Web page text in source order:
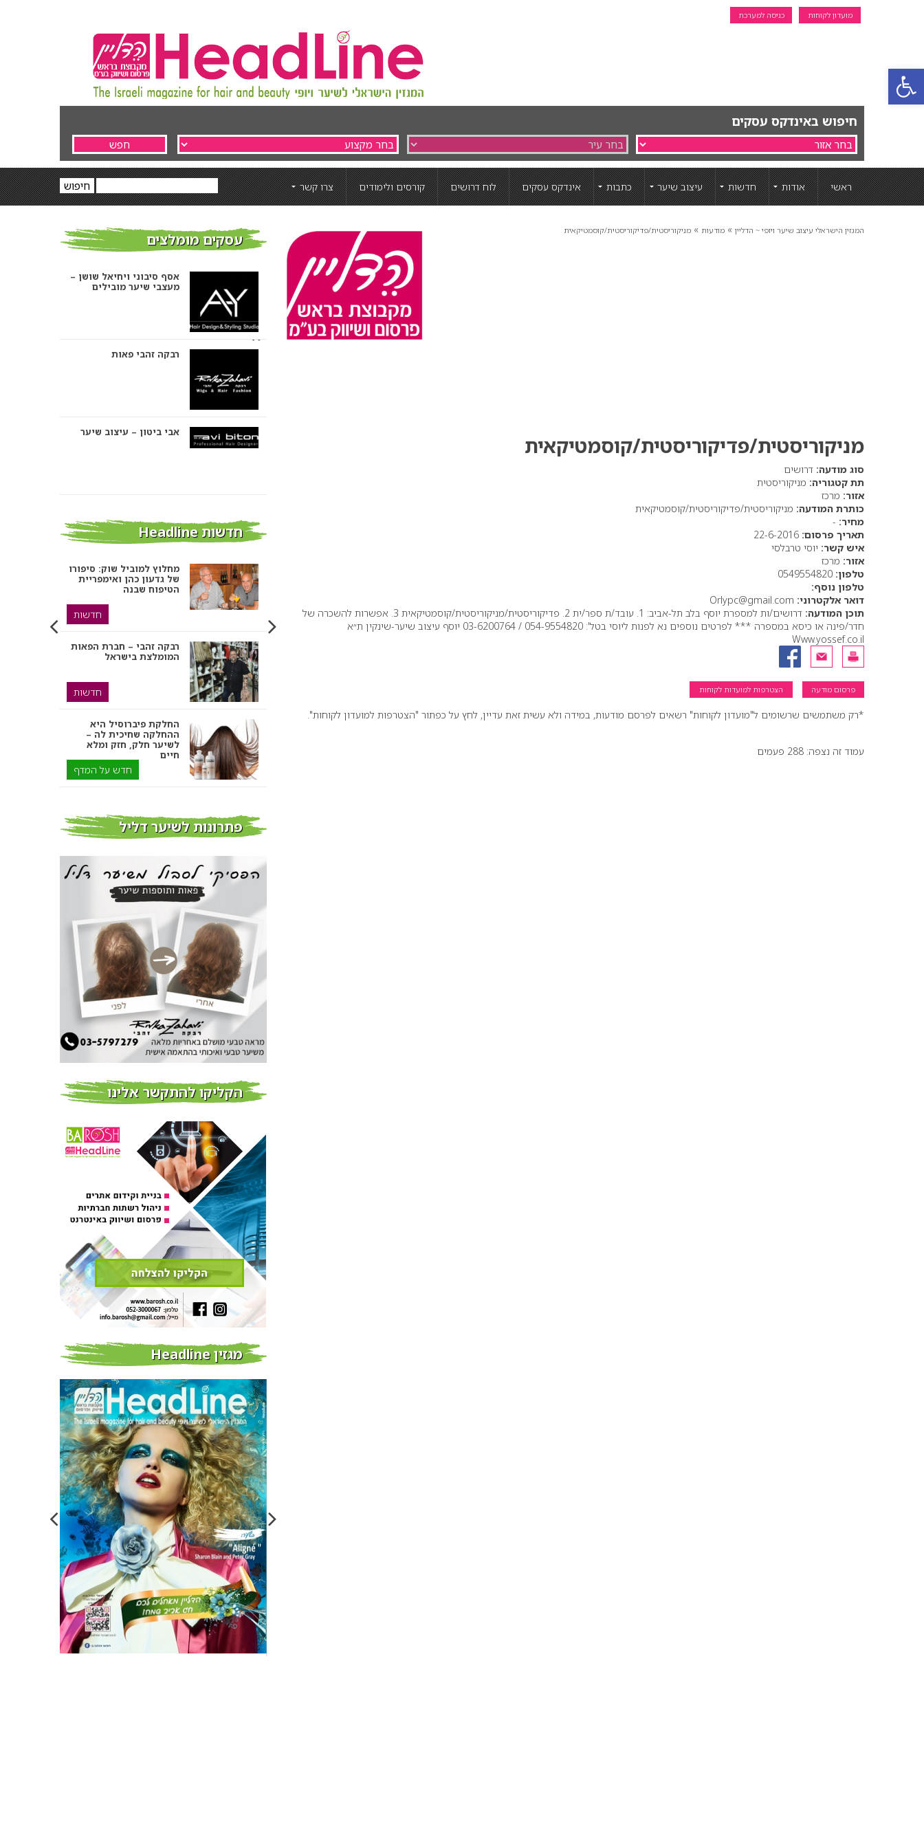
פתח סרגל נגישות
מועדון לקוחות כניסה למערכת
חיפוש באינדקס עסקים
ראשי אודות חדשות עיצוב שיער כתבות אינדקס עסקים לוח דרושים קורסים ולימודים צרו קשר
המגזין הישראלי עיצוב שיער ויופי ~ הדליין » מודעות » מניקוריסטית/פדיקוריסטית/קוסמטיקאית
מניקוריסטית/פדיקוריסטית/קוסמטיקאית
סוג מודעה: דרושים
תת קטגוריה: מניקוריסטית
אזור: מרכז
כותרת המודעה: מניקוריסטית/פדיקוריסטית/קוסמטיקאית
מחיר: -
תאריך פרסום:
איש קשר: יוסי טרבלסי
אזור: מרכז
טלפון:
טלפון נוסף:
דואר אלקטרוני:
תוכן המודעה:
דרושים/ות למספרת יוסף בלב תל-אביב: 1. עובד/ת ספר/ית 2. פדיקוריסטית/מניקוריסטית/קוסמטיקאית 3. אפשרות להשכרה של
חדר/פינה או כיסא במספרה *** לפרטים נוספים נא לפנות ליוסי בטל': 054-9554820 / 03-6200764 יוסף עיצוב שיער-שינקין ת״א
Www.yossef.co.il
פרסום מודעה הצטרפות למועדות לקוחות
*רק משתמשים שרשומים ל"מועדון לקוחות" רשאים לפרסם מודעות, במידה ולא עשית זאת עדיין, לחץ על כפתור "הצטרפות למועדון לקוחות".
עמוד זה נצפה: 288 פעמים
עסקים מומלצים
אסף סיבוני ויחיאל שושן –
מעצבי שיער מובילים
רבקה זהבי פאות
אבי ביטון – עיצוב שיער
מספרות בירושלים ומעלה
החלקות שיער בצפון
עידן בר – Idan Bar Hair
& Style
חדשות Headline
מחלוץ למוביל שוק: סיפורו
של גדעון כהן ואימפריית
הטיפוח שבנה
חדשות
רבקה זהבי – חברת הפאות
המומלצת בישראל
חדשות
החלקת פיברוסיל היא
ההחלקה שחיכית לה –
לשיער חלק, חזק ומלא
חיים
חדש על המדף
צמידי שיער – המומחים
לצמידי שיער ברמת השרון
חדשות
פרוברי PROBERRY מוצרי
שיער מבוססי גוג’י ברי
חדש על המדף
Fibroseal Professional
כובשת את השטח עם יום
הדרכה מוצלח נוסף
אירועים בארץ
ימי הדרכה מוצלחים – ועוד
היד נטויה
אירועים בארץ
פתרונות לשיער דליל
הקליקו להתקשר אלינו
מגזין Headline